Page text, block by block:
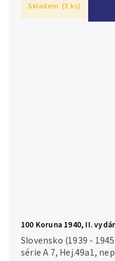
Skladem (3 ks)
100 Koruna 1940, II.
Slovensko (1939 -
série A 7, Hej.49a1,